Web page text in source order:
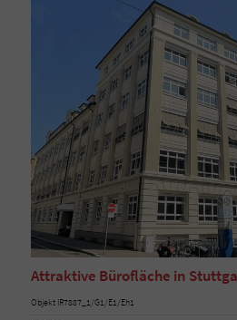
Attraktive Bürofläche in
Objekt IR7887_1/G1/E1/Eh1